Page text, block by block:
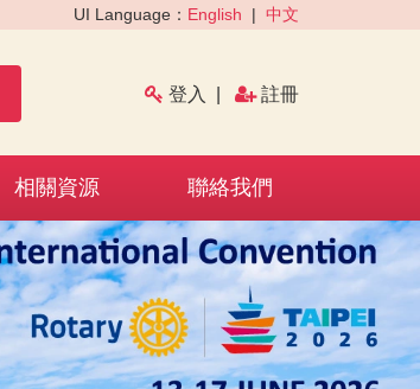
UI Language： English | 中文
登入 註冊
相關資源 聯絡我們